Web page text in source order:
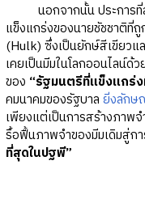
นอกจากนั้น ประการที่ส
แข็งแกร่งของนายชัชชาติที่
(Hulk) ซึ่งเป็นยักษ์สีเขียวแ
เคยเป็นมีมในโลกออนไลน์
ของ “รัฐมนตรีที่แข็งแกร่
คมนาคมของรัฐบาล ยิ่งลักษ
เพียงแต่เป็นการสร้างภาพ
รื้อฟื้นภาพจำของมีมเดิมสู่ก
ที่สุดในปฐพี”